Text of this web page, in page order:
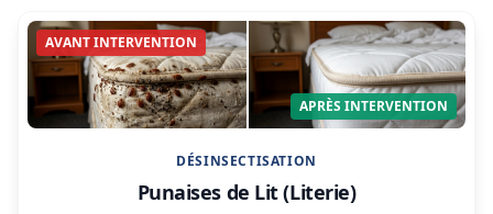
AVANT INTERVENTION
APRÈS INTERVENTION
DÉSINSECTISATION
Punaises de Lit (Literie)